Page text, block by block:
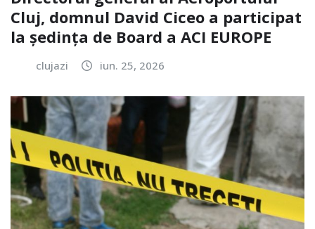
Cluj, domnul David Ciceo a participat
la ședința de Board a ACI EUROPE
clujazi iun. 25, 2026